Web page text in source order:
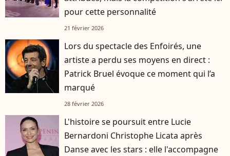
pour cette personnalité
21 février 2026
Lors du spectacle des Enfoirés, une
artiste a perdu ses moyens en direct :
Patrick Bruel évoque ce moment qui l’a
marqué
28 février 2026
L'histoire se poursuit entre Lucie
Bernardoni Christophe Licata après
Danse avec les stars : elle l'accompagne